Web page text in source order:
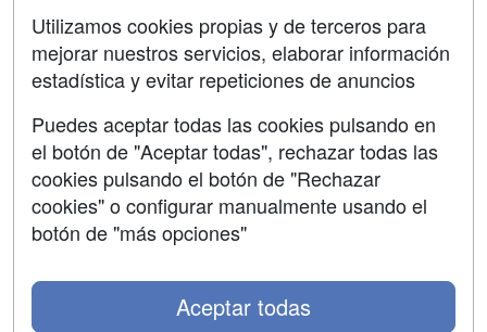
Contactar
Confidencialidad
Aviso legal
Copyleft
Utilizamos cookies propias y de terceros para
mejorar nuestros servicios, elaborar información
estadística y evitar repeticiones de anuncios
Puedes aceptar todas las cookies pulsando en
el botón de "Aceptar todas", rechazar todas las
cookies pulsando el botón de "Rechazar
cookies" o configurar manualmente usando el
botón de "más opciones"
Aceptar todas